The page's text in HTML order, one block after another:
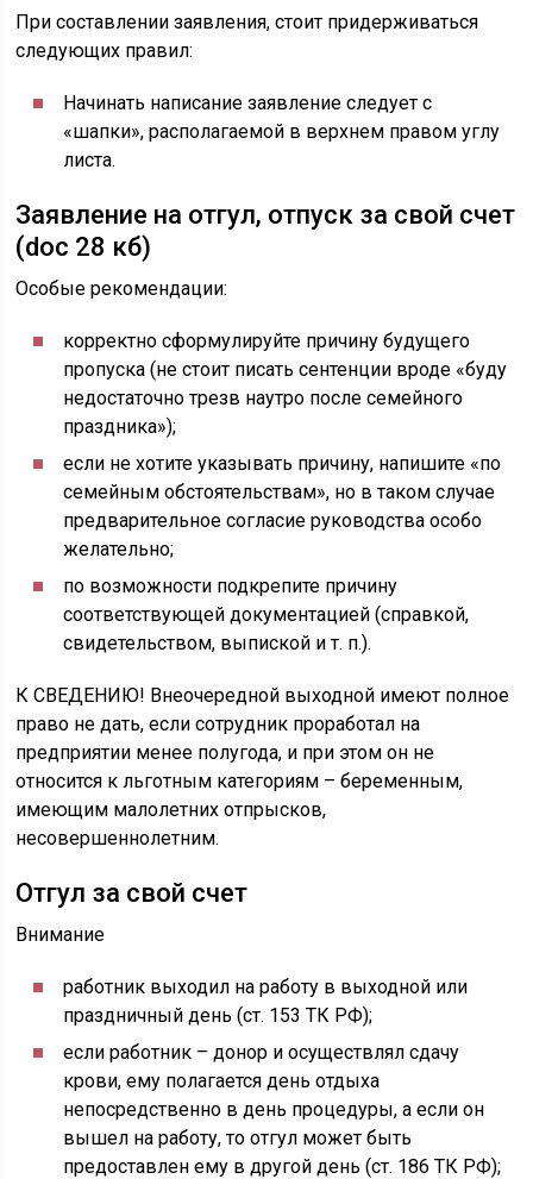
При составлении заявления, стоит придерживаться
следующих правил:
Начинать написание заявление следует с
«шапки», располагаемой в верхнем правом углу
листа.
Заявление на отгул, отпуск за свой счет
(doc 28 кб)
Особые рекомендации:
корректно сформулируйте причину будущего
пропуска (не стоит писать сентенции вроде «буду
недостаточно трезв наутро после семейного
праздника»);
если не хотите указывать причину, напишите «по
семейным обстоятельствам», но в таком случае
предварительное согласие руководства особо
желательно;
по возможности подкрепите причину
соответствующей документацией (справкой,
свидетельством, выпиской и т. п.).
К СВЕДЕНИЮ! Внеочередной выходной имеют полное
право не дать, если сотрудник проработал на
предприятии менее полугода, и при этом он не
относится к льготным категориям – беременным,
имеющим малолетних отпрысков,
несовершеннолетним.
Отгул за свой счет
Внимание
работник выходил на работу в выходной или
праздничный день (ст. 153 ТК РФ);
если работник – донор и осуществлял сдачу
крови, ему полагается день отдыха
непосредственно в день процедуры, а если он
вышел на работу, то отгул может быть
предоставлен ему в другой день (ст. 186 ТК РФ);